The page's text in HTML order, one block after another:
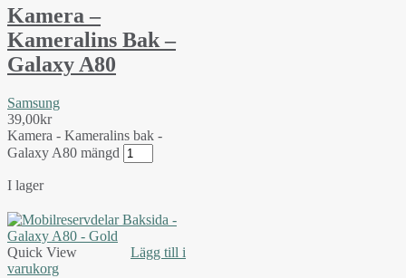
Kamera –
Kameralins Bak –
Galaxy A80
Samsung
39,00kr
Kamera - Kameralins bak -
Galaxy A80 mängd
I lager
Quick View
Lägg till i
varukorg